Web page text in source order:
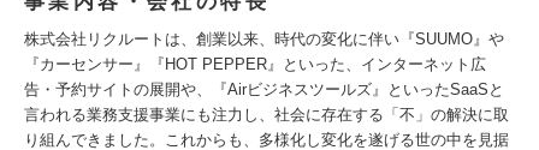
株式会社リクルートは、創業以来、時代の変化に伴い『SUUMO』や
『カーセンサー』『HOT PEPPER』といった、インターネット広
告・予約サイトの展開や、『Airビジネスツールズ』といったSaaSと
言われる業務支援事業にも注力し、社会に存在する「不」の解決に取
り組んできました。これからも、多様化し変化を遂げる世の中を見据